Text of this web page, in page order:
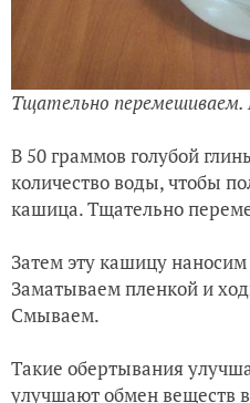
Тщательно перемешиваем.
В 50 граммов голубой
количество воды, чтобы
кашица. Тщательно
Затем эту кашицу
Заматываем пленкой и
Смываем.
Такие обертывания
улучшают обмен веществ